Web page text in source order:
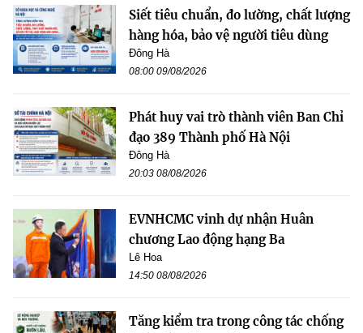
Siết tiêu chuẩn, đo lường, chất lượng
hàng hóa, bảo vệ người tiêu dùng
Đông Hà
08:00 09/08/2026
Phát huy vai trò thành viên Ban Chỉ
đạo 389 Thành phố Hà Nội
Đông Hà
20:03 08/08/2026
EVNHCMC vinh dự nhận Huân
chương Lao động hạng Ba
Lê Hoa
14:50 08/08/2026
Tăng kiểm tra trong công tác chống